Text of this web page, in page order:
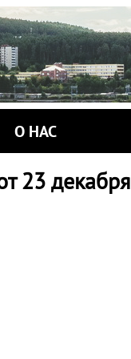
О НАС
23 декабря